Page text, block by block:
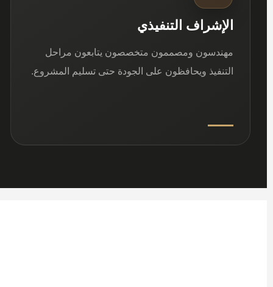
الإشراف التنفيذي
مهندسون ومصممون متخصصون يتابعون مراحل
التنفيذ ويحافظون على الجودة حتى تسليم المشروع.